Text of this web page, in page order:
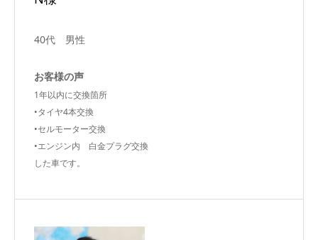
40代 男性
お客様の声
1年以内に交換箇所
•タイヤ4本交換
•セルモーター交換
•エンジン内 白金プラグ交換
した車です。